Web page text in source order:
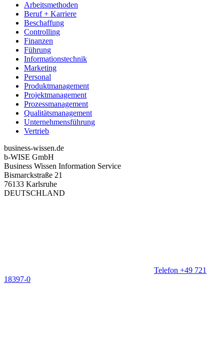
Arbeitsmethoden
Beruf + Karriere
Beschaffung
Controlling
Finanzen
Führung
Informationstechnik
Marketing
Personal
Produktmanagement
Projektmanagement
Prozessmanagement
Qualitätsmanagement
Unternehmensführung
Vertrieb
business-wissen.de
b-WISE GmbH
Business Wissen Information Service
Bismarckstraße 21
76133 Karlsruhe
DEUTSCHLAND
Telefon +49 721
18397-0